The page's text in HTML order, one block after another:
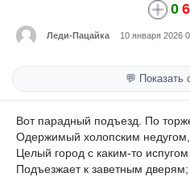
0 6
Леди-Пацайка 10 января 2026
💬 Показать
Вот парадный подъезд. По
Одержимый холопским недугом,
Целый город с каким-то испугом
Подъезжает к заветным дверям;